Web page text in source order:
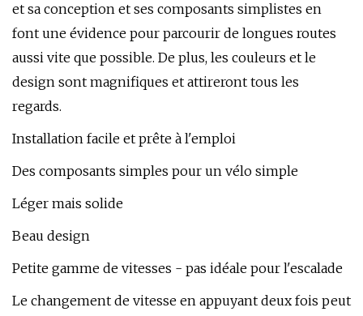
et sa conception et ses composants simplistes en
font une évidence pour parcourir de longues routes
aussi vite que possible. De plus, les couleurs et le
design sont magnifiques et attireront tous les
regards.
Installation facile et prête à l'emploi
Des composants simples pour un vélo simple
Léger mais solide
Beau design
Petite gamme de vitesses - pas idéale pour l'escalade
Le changement de vitesse en appuyant deux fois peut